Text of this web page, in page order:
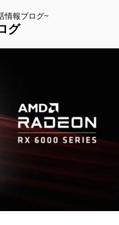
情報ブログ~
グ